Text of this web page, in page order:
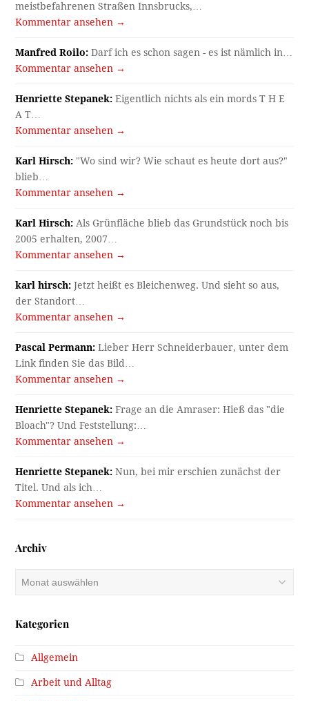
meistbefahrenen Straßen Innsbrucks,…
Kommentar ansehen →
Manfred Roilo: Darf ich es schon sagen - es ist nämlich in…
Kommentar ansehen →
Henriette Stepanek: Eigentlich nichts als ein mords T H E
A T…
Kommentar ansehen →
Karl Hirsch: "Wo sind wir? Wie schaut es heute dort aus?"
blieb…
Kommentar ansehen →
Karl Hirsch: Als Grünfläche blieb das Grundstück noch bis
2005 erhalten, 2007…
Kommentar ansehen →
karl hirsch: Jetzt heißt es Bleichenweg. Und sieht so aus,
der Standort…
Kommentar ansehen →
Pascal Permann: Lieber Herr Schneiderbauer, unter dem
Link finden Sie das Bild…
Kommentar ansehen →
Henriette Stepanek: Frage an die Amraser: Hieß das "die
Bloach"? Und Feststellung:…
Kommentar ansehen →
Henriette Stepanek: Nun, bei mir erschien zunächst der
Titel. Und als ich…
Kommentar ansehen →
Archiv
Archiv
Kategorien
Allgemein
Arbeit und Alltag